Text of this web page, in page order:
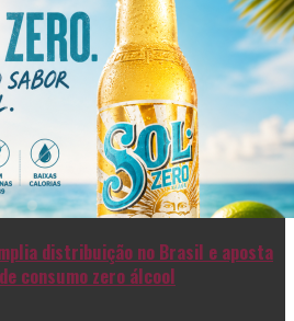
distribuição no Brasil e aposta
consumo zero álcool